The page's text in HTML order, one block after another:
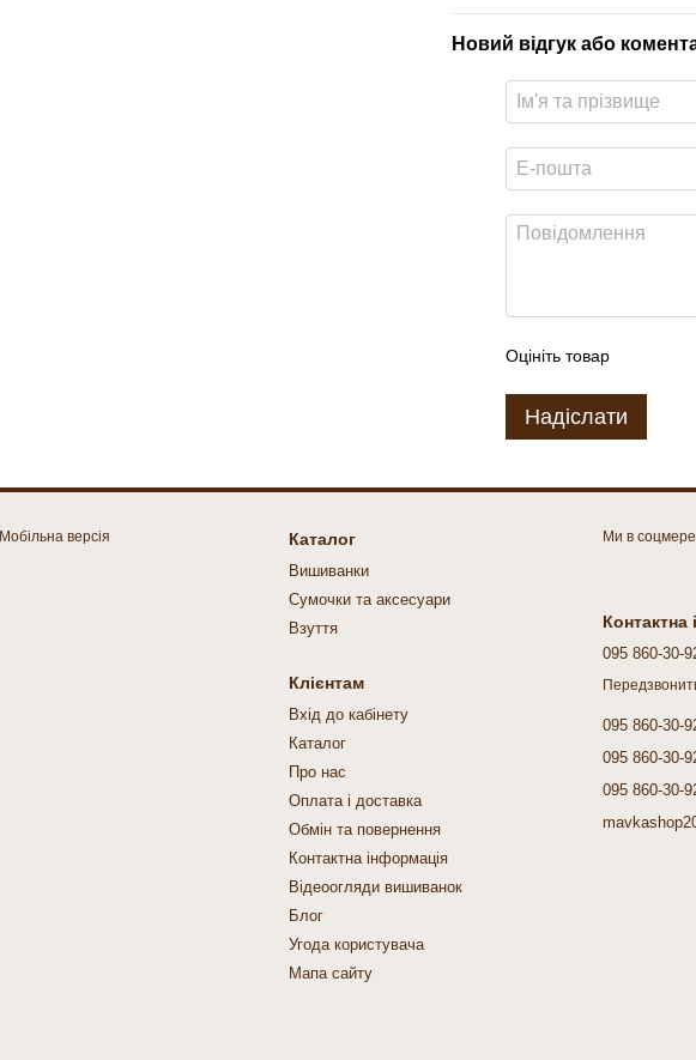
Новий відгук або
Оцініть товар
Надіслати
Мобільна версія Каталог
Вишиванки
Cумочки та аксесуари
Взуття
Клієнтам
Вхід до кабінету
Каталог
Про нас
Оплата і доставка
Обмін та повернення
Контактна інформація
Відеоогляди вишиванок
Блог
Угода користувача
Мапа сайту
Ми в
Контактна
095 860-30-
095 860-30-
095 860-30-
095 860-30-